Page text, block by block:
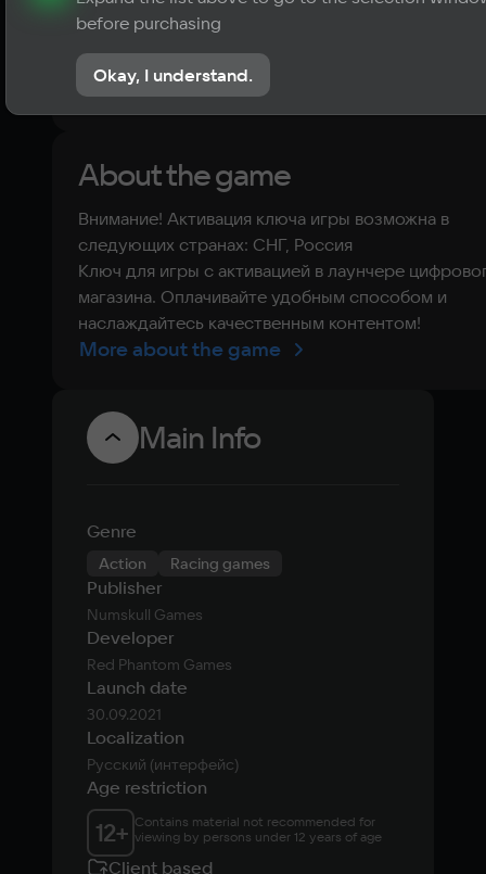
?
No reviews
About the game
Внимание! Активация ключа игры возможна в
следующих странах: СНГ, Россия
Ключ для игры с активацией в лаунчере
магазина. Оплачивайте удобным способом и
наслаждайтесь качественным контентом!
More about the game
Main Info
Genre
Action Racing games
Publisher
Numskull Games
Developer
Red Phantom Games
Launch date
30.09.2021
Localization
Русский (интерфейс)
Age restriction
12+ Contains material not recommended for
viewing by persons under 12 years of age
Client based
before purchasing
Okay, I understand.